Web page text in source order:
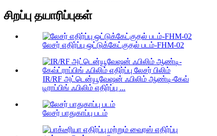
சிறப்பு தயாரிப்புகள்
லேசர் எதிர்ப்பு ஒட்டுக்கேட்குதல் படம்-FHM-02
IR/RF அட்டென்யூவேஷன் ஃபிலிம் ஆண்டி-கேவ்
டிராப்பிங் ஃபிலிம் எதிர்ப்பு ...
லேசர் பாதுகாப்பு படம்